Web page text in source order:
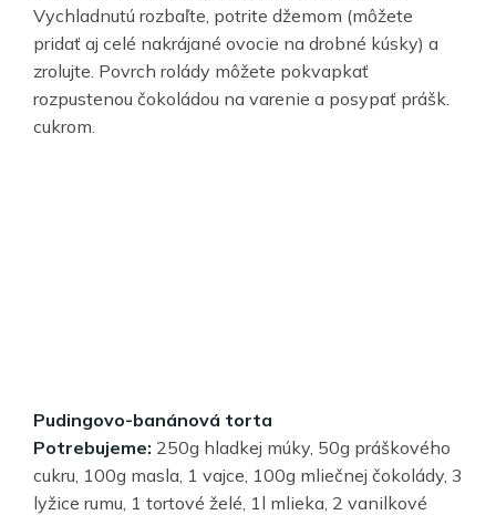
Vychladnutú rozbaľte, potrite džemom (môžete
pridať aj celé nakrájané ovocie na drobné kúsky) a
zrolujte. Povrch rolády môžete pokvapkať
rozpustenou čokoládou na varenie a posypať prášk.
cukrom.
Pudingovo-banánová torta
Potrebujeme: 250g hladkej múky, 50g práškového
cukru, 100g masla, 1 vajce, 100g mliečnej čokolády, 3
lyžice rumu, 1 tortové želé, 1l mlieka, 2 vanilkové